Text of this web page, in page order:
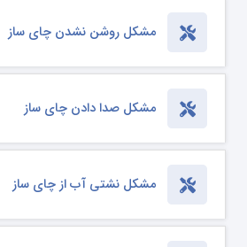
مشکل روشن نشدن چای ساز
مشکل صدا دادن چای ساز
مشکل نشتی آب از چای ساز